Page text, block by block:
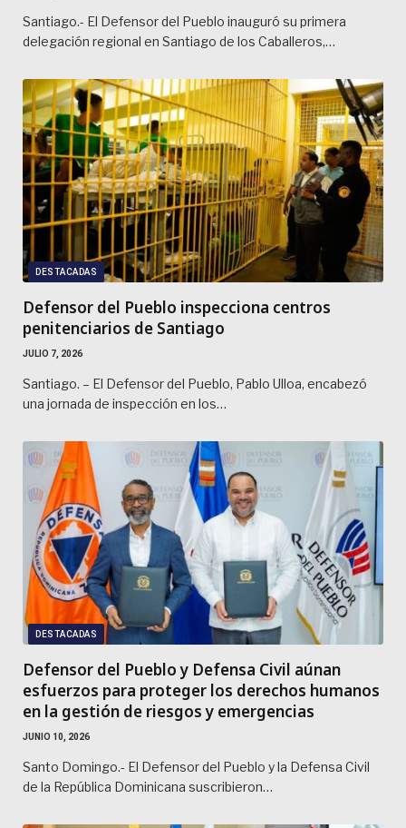
Santiago.- El Defensor del Pueblo inauguró su primera
delegación regional en Santiago de los Caballeros,…
DESTACADAS
Defensor del Pueblo inspecciona centros
penitenciarios de Santiago
JULIO 7, 2026
Santiago. – El Defensor del Pueblo, Pablo Ulloa, encabezó
una jornada de inspección en los…
DESTACADAS
Defensor del Pueblo y Defensa Civil aúnan
esfuerzos para proteger los derechos humanos
en la gestión de riesgos y emergencias
JUNIO 10, 2026
Santo Domingo.- El Defensor del Pueblo y la Defensa Civil
de la República Dominicana suscribieron…